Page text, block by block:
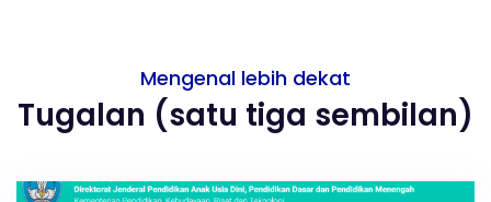
Mengenal lebih dekat
Tugalan (satu tiga sembilan)